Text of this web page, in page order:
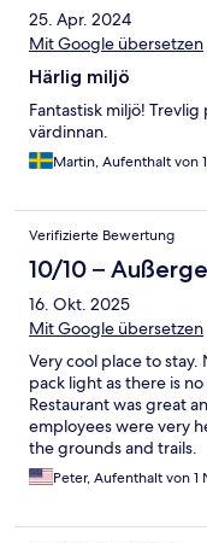
25. Apr. 2024
Mit Google übersetzen
Härlig miljö
Fantastisk miljö!
värdinnan.
Martin, Aufenthalt von
Verifizierte Bewertung
10/10 –
16. Okt. 2025
Mit Google übersetzen
Very cool place to
pack light as there is
Restaurant was great
employees were very
the grounds and trails.
Peter, Aufenthalt von 1